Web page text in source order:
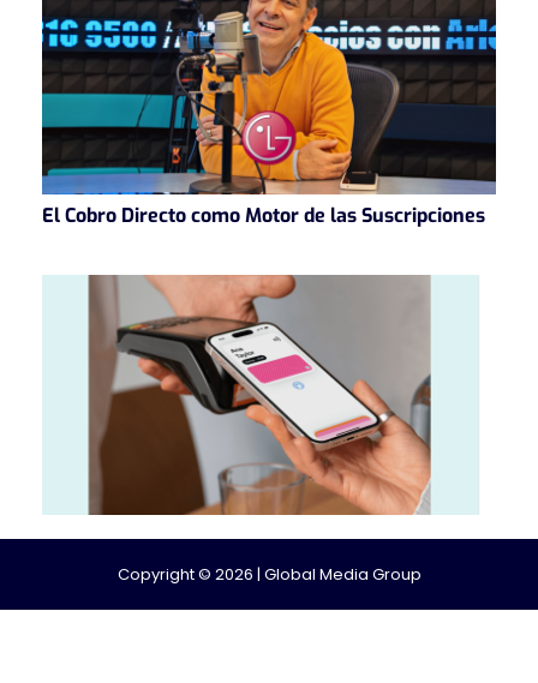
El Cobro Directo como Motor de las Suscripciones